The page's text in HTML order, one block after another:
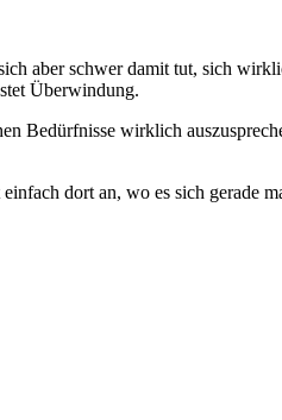
aber schwer damit tut, sich
Überwindung.
Bedürfnisse wirklich
dort an, wo es sich gerade